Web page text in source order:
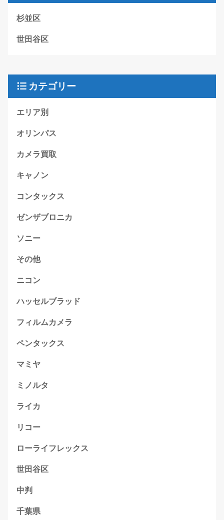
杉並区
世田谷区
カテゴリー
エリア別
オリンパス
カメラ買取
キャノン
コンタックス
ゼンザブロニカ
ソニー
その他
ニコン
ハッセルブラッド
フィルムカメラ
ペンタックス
マミヤ
ミノルタ
ライカ
リコー
ローライフレックス
世田谷区
中判
千葉県